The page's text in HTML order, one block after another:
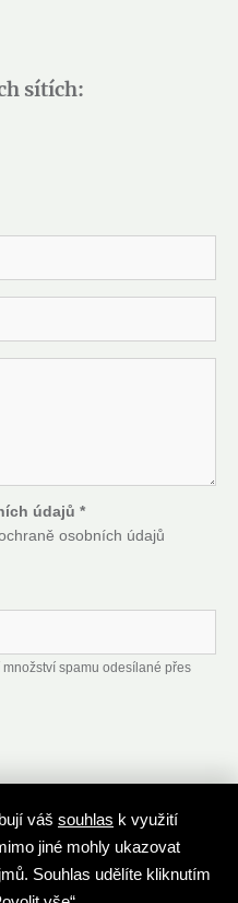
sítích:
údajů *
osobních údajů
spamu odesílané přes
nejúspěšnější aukce
České aukční rekordy
váš souhlas k využití
jiné mohly ukazovat
Souhlas udělíte kliknutím